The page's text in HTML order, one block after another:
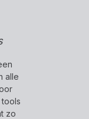
alle
zo